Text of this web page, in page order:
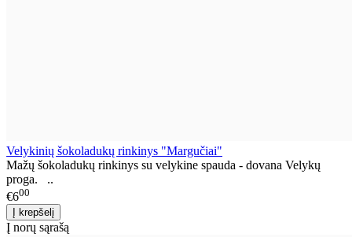
Velykinių šokoladukų rinkinys "Margučiai"
Mažų šokoladukų rinkinys su velykine spauda - dovana Velykų
proga. ..
€600
Į norų sąrašą